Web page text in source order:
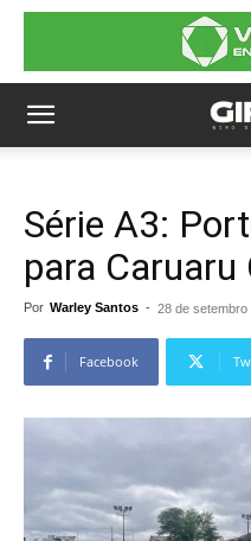
Série A3:
para
Por Warley Santos - 28 de setembro
Facebook